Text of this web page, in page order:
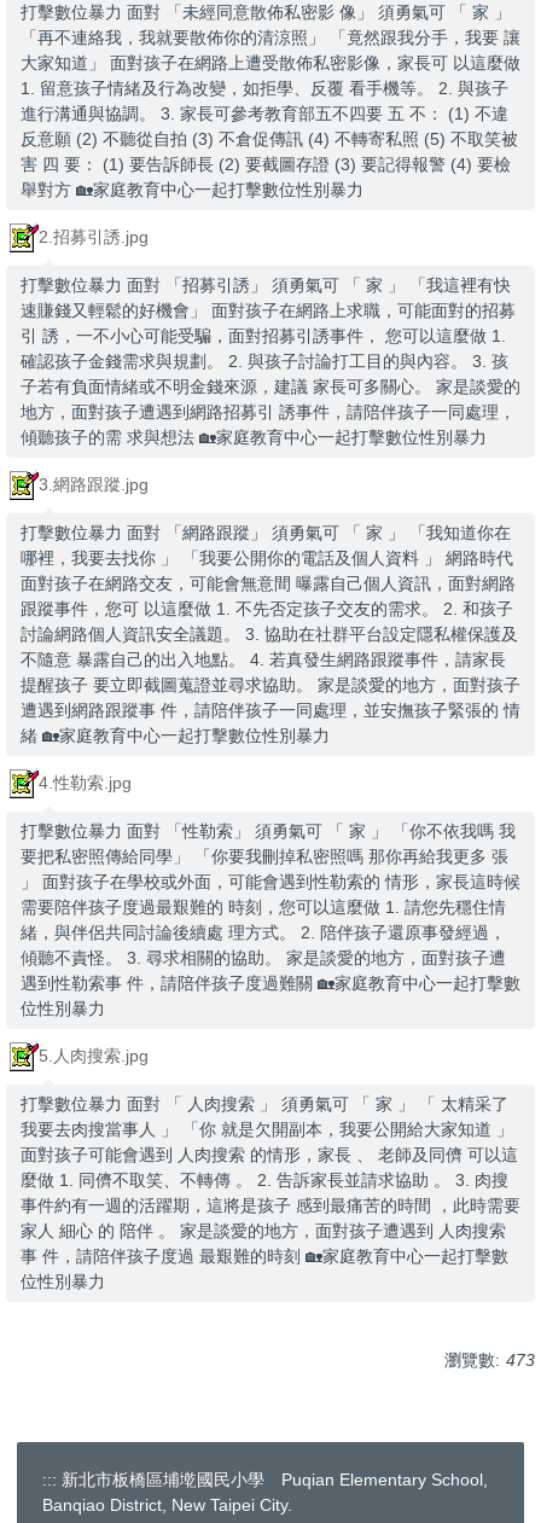
打擊數位暴力 面對 「未經同意散佈私密影 像」 須勇氣可 「 家 」
「再不連絡我，我就要散佈你的清涼照」 「竟然跟我分手，我要 讓
大家知道」 面對孩子在網路上遭受散佈私密影像，家長可 以這麼做
1. 留意孩子情緒及行為改變，如拒學、反覆 看手機等。 2. 與孩子
進行溝通與協調。 3. 家長可參考教育部五不四要 五 不： (1) 不違
反意願 (2) 不聽從自拍 (3) 不倉促傳訊 (4) 不轉寄私照 (5) 不取笑被
害 四 要： (1) 要告訴師長 (2) 要截圖存證 (3) 要記得報警 (4) 要檢
舉對方 🏡家庭教育中心一起打擊數位性別暴力
2.招募引誘.jpg
打擊數位暴力 面對 「招募引誘」 須勇氣可 「 家 」 「我這裡有快
速賺錢又輕鬆的好機會」 面對孩子在網路上求職，可能面對的招募
引 誘，一不小心可能受騙，面對招募引誘事件， 您可以這麼做 1.
確認孩子金錢需求與規劃。 2. 與孩子討論打工目的與內容。 3. 孩
子若有負面情緒或不明金錢來源，建議 家長可多關心。 家是談愛的
地方，面對孩子遭遇到網路招募引 誘事件，請陪伴孩子一同處理，
傾聽孩子的需 求與想法 🏡家庭教育中心一起打擊數位性別暴力
3.網路跟蹤.jpg
打擊數位暴力 面對 「網路跟蹤」 須勇氣可 「 家 」 「我知道你在
哪裡，我要去找你 」 「我要公開你的電話及個人資料 」 網路時代
面對孩子在網路交友，可能會無意間 曝露自己個人資訊，面對網路
跟蹤事件，您可 以這麼做 1. 不先否定孩子交友的需求。 2. 和孩子
討論網路個人資訊安全議題。 3. 協助在社群平台設定隱私權保護及
不隨意 暴露自己的出入地點。 4. 若真發生網路跟蹤事件，請家長
提醒孩子 要立即截圖蒐證並尋求協助。 家是談愛的地方，面對孩子
遭遇到網路跟蹤事 件，請陪伴孩子一同處理，並安撫孩子緊張的 情
緒 🏡家庭教育中心一起打擊數位性別暴力
4.性勒索.jpg
打擊數位暴力 面對 「性勒索」 須勇氣可 「 家 」 「你不依我嗎 我
要把私密照傳給同學」 「你要我刪掉私密照嗎 那你再給我更多 張
」 面對孩子在學校或外面，可能會遇到性勒索的 情形，家長這時候
需要陪伴孩子度過最艱難的 時刻，您可以這麼做 1. 請您先穩住情
緒，與伴侶共同討論後續處 理方式。 2. 陪伴孩子還原事發經過，
傾聽不責怪。 3. 尋求相關的協助。 家是談愛的地方，面對孩子遭
遇到性勒索事 件，請陪伴孩子度過難關 🏡家庭教育中心一起打擊數
位性別暴力
5.人肉搜索.jpg
打擊數位暴力 面對 「 人肉搜索 」 須勇氣可 「 家 」 「 太精采了
我要去肉搜當事人 」 「你 就是欠開副本，我要公開給大家知道 」
面對孩子可能會遇到 人肉搜索 的情形，家長 、 老師及同儕 可以這
麼做 1. 同儕不取笑、不轉傳 。 2. 告訴家長並請求協助 。 3. 肉搜
事件約有一週的活躍期，這將是孩子 感到最痛苦的時間 ，此時需要
家人 細心 的 陪伴 。 家是談愛的地方，面對孩子遭遇到 人肉搜索
事 件，請陪伴孩子度過 最艱難的時刻 🏡家庭教育中心一起打擊數
位性別暴力
瀏覽數: 473
::: 新北市板橋區埔墘國民小學 Puqian Elementary School,
Banqiao District, New Taipei City.